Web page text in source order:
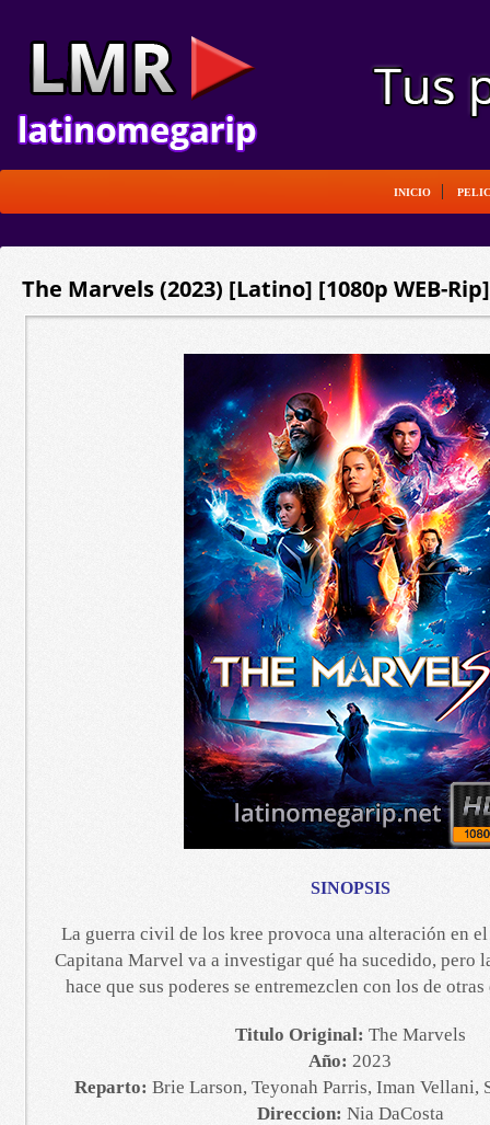
INICIO
The Marvels (2023) [Latino] [1080p WEB-
SINOPSIS
La guerra civil de los kree provoca una alteración en
Capitana Marvel va a investigar qué ha sucedido, pero
hace que sus poderes se entremezclen con los de
Titulo Original: The Marvels
Año: 2023
Reparto: Brie Larson, Teyonah Parris, Iman Vellani,
Direccion: Nia DaCosta